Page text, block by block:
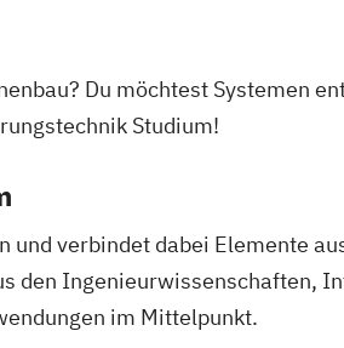
Du möchtest Systemen
Studium!
verbindet dabei Elemente
den Ingenieurwissenschaften,
im Mittelpunkt.